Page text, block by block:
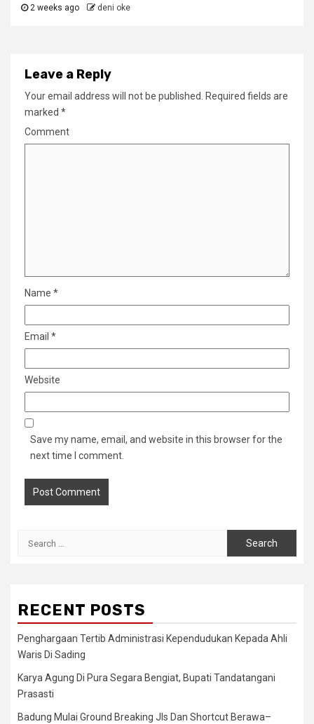
2 weeks ago deni oke
Leave a Reply
Your email address will not be published. Required fields are
marked *
Comment
Name *
Email *
Website
Save my name, email, and website in this browser for the
next time I comment.
RECENT POSTS
Penghargaan Tertib Administrasi Kependudukan Kepada Ahli
Waris Di Sading
Karya Agung Di Pura Segara Bengiat, Bupati Tandatangani
Prasasti
Badung Mulai Ground Breaking Jls Dan Shortcut Berawa–